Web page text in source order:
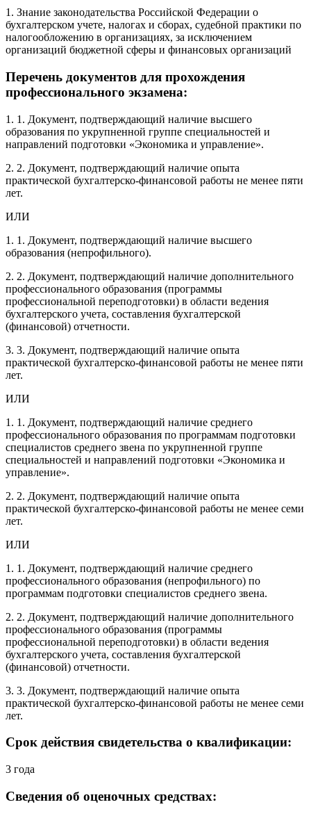
1. Знание законодательства Российской Федерации о
бухгалтерском учете, налогах и сборах, судебной практики по
налогообложению в организациях, за исключением
организаций бюджетной сферы и финансовых организаций
Перечень документов для прохождения
профессионального экзамена:
1. 1. Документ, подтверждающий наличие высшего
образования по укрупненной группе специальностей и
направлений подготовки «Экономика и управление».
2. 2. Документ, подтверждающий наличие опыта
практической бухгалтерско-финансовой работы не менее пяти
лет.
ИЛИ
1. 1. Документ, подтверждающий наличие высшего
образования (непрофильного).
2. 2. Документ, подтверждающий наличие дополнительного
профессионального образования (программы
профессиональной переподготовки) в области ведения
бухгалтерского учета, составления бухгалтерской
(финансовой) отчетности.
3. 3. Документ, подтверждающий наличие опыта
практической бухгалтерско-финансовой работы не менее пяти
лет.
ИЛИ
1. 1. Документ, подтверждающий наличие среднего
профессионального образования по программам подготовки
специалистов среднего звена по укрупненной группе
специальностей и направлений подготовки «Экономика и
управление».
2. 2. Документ, подтверждающий наличие опыта
практической бухгалтерско-финансовой работы не менее семи
лет.
ИЛИ
1. 1. Документ, подтверждающий наличие среднего
профессионального образования (непрофильного) по
программам подготовки специалистов среднего звена.
2. 2. Документ, подтверждающий наличие дополнительного
профессионального образования (программы
профессиональной переподготовки) в области ведения
бухгалтерского учета, составления бухгалтерской
(финансовой) отчетности.
3. 3. Документ, подтверждающий наличие опыта
практической бухгалтерско-финансовой работы не менее семи
лет.
Срок действия свидетельства о квалификации:
3 года
Сведения об оценочных средствах: